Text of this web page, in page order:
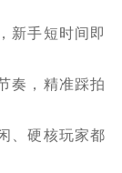
新手短时间即
奏，精准踩拍
、硬核玩家都